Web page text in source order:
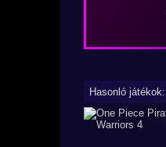
Hasonló játékok: